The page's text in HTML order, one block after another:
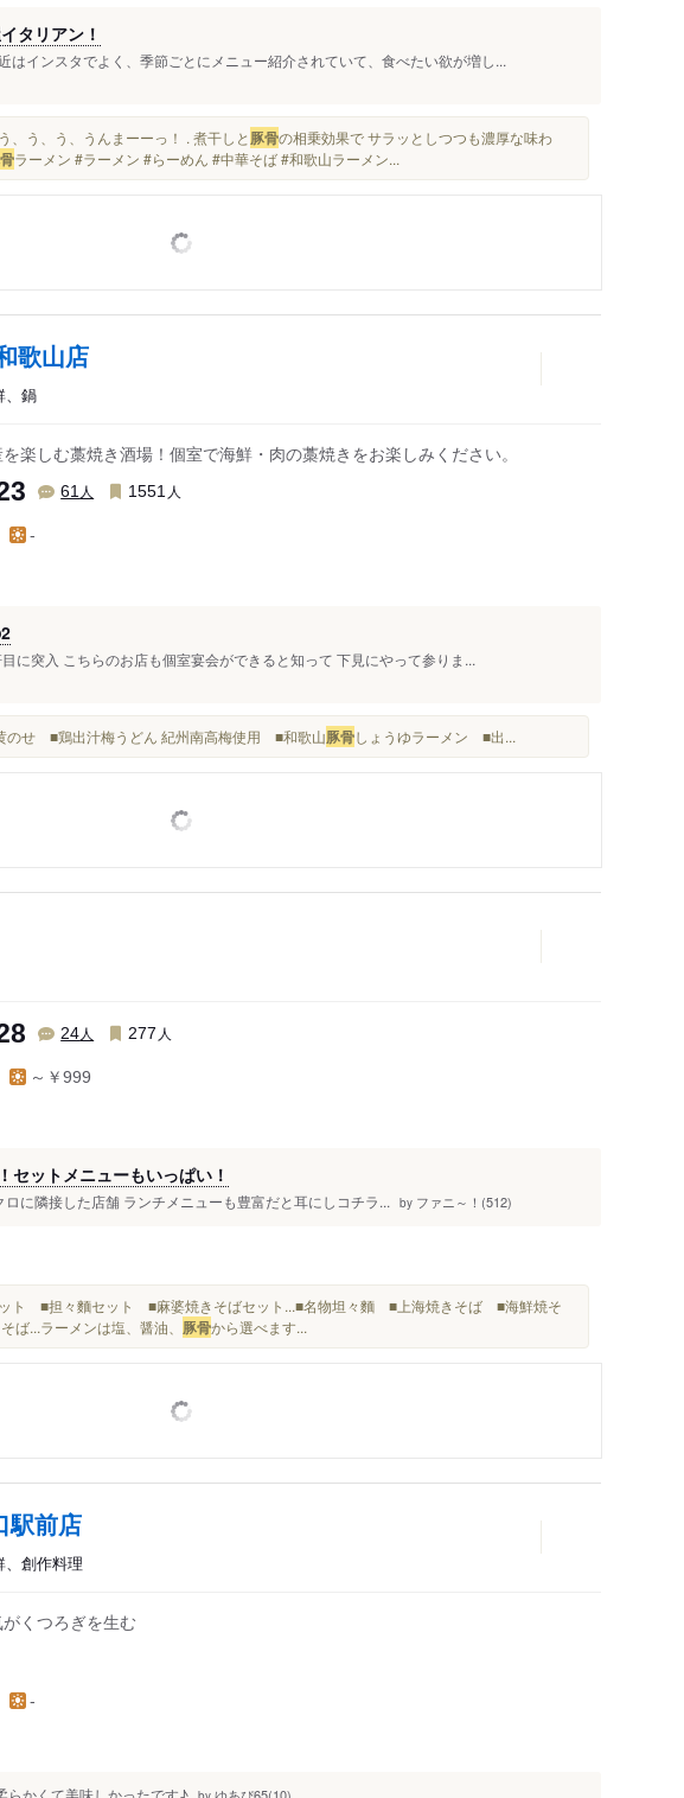
タリアン！
はインスタでよく、季節ごとにメニュー紹介されていて、食べたい欲が増し...
う、う、うんまーーっ！ . 煮干しと 豚骨の相乗効果で サラッとしつつも濃厚な味わ
ラーメン #ラーメン #らーめん #中華そば #和歌山ラーメン...
歌山店
、鍋
楽しむ藁焼き酒場！個室で海鮮・肉の藁焼きをお楽しみください。
61 人 1551 人
-
に突入 こちらのお店も個室宴会ができると知って 下見にやって参りま...
のせ ■鶏出汁梅うどん 紀州南高梅使用 ■和歌山豚骨しょうゆラーメン ■出...
24人 277 人
～￥999
セットメニューもいっぱい！
に隣接した店舗 ランチメニューも豊富だと耳にしコチラ... by ファニ～！(512)
ト ■担々麵セット ■麻婆焼きそばセット...■名物坦々麵 ■上海焼きそば ■海鮮焼そ
...ラーメンは塩、醤油、 豚骨から選べます...
駅前店
創作料理
くつろぎを生む
-
らかくて美味しかったです♪ ゆあぴ65(10)